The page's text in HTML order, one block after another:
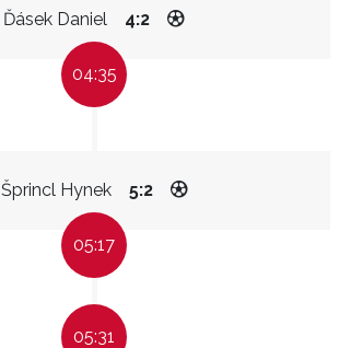
Ďásek Daniel 4:2
04:35
Šprincl Hynek 5:2
05:17
05:31